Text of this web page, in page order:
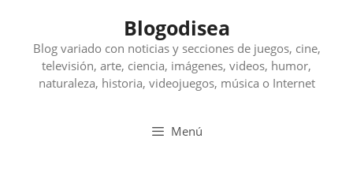
contenido
Blogodisea
Blog variado con noticias y secciones de juegos, cine,
televisión, arte, ciencia, imágenes, videos, humor,
naturaleza, historia, videojuegos, música o Internet
Menú